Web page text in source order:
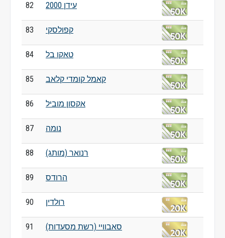
82 עידן 2000
83 קפולסקי
84 טאקו בל
85 קאמל קומדי קלאב
86 אקסון מוביל
87 נומה
88 רנואר (מותג)
89 הרודס
90 רולדין
91 סאבוויי (רשת מסעדות)